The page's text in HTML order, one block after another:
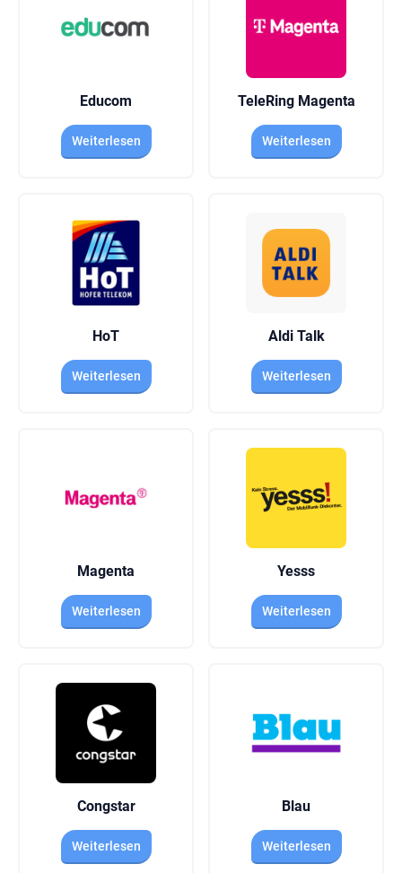
Educom
Weiterlesen
TeleRing Magenta
Weiterlesen
HoT
Weiterlesen
Aldi Talk
Weiterlesen
Magenta
Weiterlesen
Yesss
Weiterlesen
Congstar
Weiterlesen
Blau
Weiterlesen